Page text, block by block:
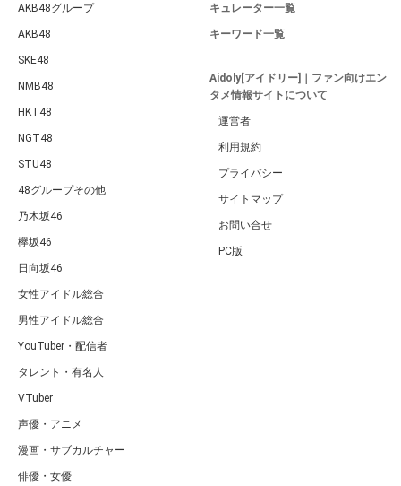
AKB48グループ
AKB48
SKE48
NMB48
HKT48
NGT48
STU48
48グループその他
乃木坂46
欅坂46
日向坂46
女性アイドル総合
男性アイドル総合
YouTuber・配信者
タレント・有名人
VTuber
声優・アニメ
漫画・サブカルチャー
俳優・女優
キュレーター一覧
キーワード一覧
Aidoly[アイドリー]｜ファン向けエン
タメ情報サイトについて
運営者
利用規約
プライバシー
サイトマップ
お問い合せ
PC版